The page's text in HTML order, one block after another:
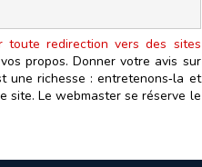
toute redirection vers des sites
propos. Donner votre avis sur
une richesse : entretenons‑la et
site. Le webmaster se réserve le